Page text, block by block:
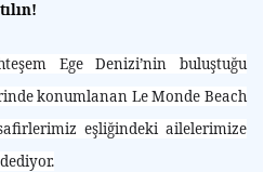
Ege Denizi’nin buluştuğu
konumlanan Le Monde Beach
eşliğindeki ailelerimize